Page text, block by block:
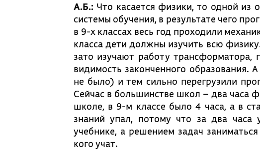
А.Б.: Что касается физики, то одной из
системы обучения, в результате чего
в 9-х классах весь год проходили
класса дети должны изучить всю
зато изучают работу трансформатора,
видимость законченного образования.
не было) и тем сильно перегрузили
Сейчас в большинстве школ – два часа
школе, в 9-м классе было 4 часа, а в
знаний упал, потому что за два часа
учебнике, а решением задач
кого учат.